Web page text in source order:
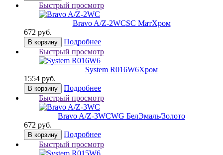
Быстрый просмотр
Bravo A/Z-2WCSC МатХром
672 руб.
В корзину
Подробнее
Быстрый просмотр
System R016W6Хром
1554 руб.
В корзину
Подробнее
Быстрый просмотр
Bravo A/Z-3WCWG БелЭмаль/Золото
672 руб.
В корзину
Подробнее
Быстрый просмотр